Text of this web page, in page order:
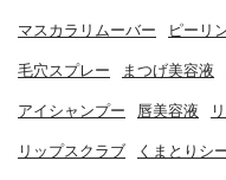
マスカラリムーバー ピーリ
毛穴スプレー まつげ美容液
アイシャンプー 唇美容液
リップスクラブ くまとりシ